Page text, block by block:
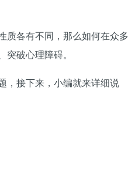
质各有不同，那么如何在众多
破心理障碍。
，接下来，小编就来详细说